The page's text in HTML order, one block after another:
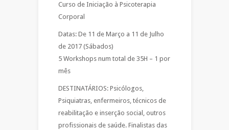
Curso de Iniciação à Psicoterapia
Corporal
Datas: De 11 de Março a 11 de Julho
de 2017 (Sábados)
5 Workshops num total de 35H – 1 por
mês
DESTINATÁRIOS: Psicólogos,
Psiquiatras, enfermeiros, técnicos de
reabilitação e inserção social, outros
profissionais de saúde. Finalistas das